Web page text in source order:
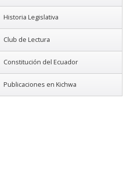
Historia Legislativa
Club de Lectura
Constitución del Ecuador
Publicaciones en Kichwa